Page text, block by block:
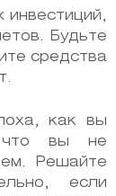
инвестиций,
Будьте
средства
как вы
что вы не
Решайте
если